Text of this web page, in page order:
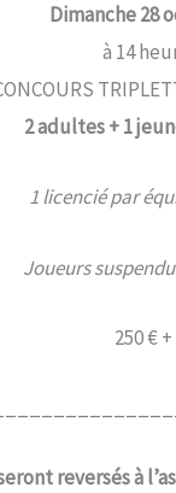
Dimanche 28
à 14
2 adultes + 1
1 licencié par
Joueurs
250 €
reversés à